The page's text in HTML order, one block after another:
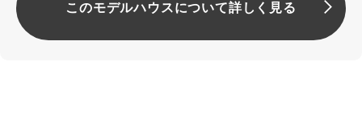
このモデルハウスについて詳しく見る